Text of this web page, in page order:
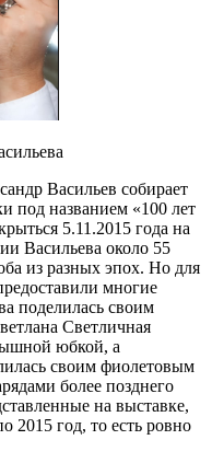
Васильев собирает
под названием «100 лет
5.11.2015 года на
Васильева около 55
из разных эпох. Но для
многие
поделилась своим
Светличная
юбкой, а
своим фиолетовым
более позднего
на выставке,
2015 год, то есть ровно